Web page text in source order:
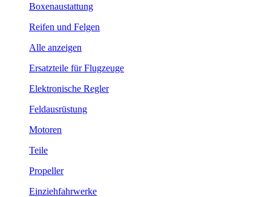
Boxenaustattung
Reifen und Felgen
Alle anzeigen
Ersatzteile für Flugzeuge
Elektronische Regler
Feldausrüstung
Motoren
Teile
Propeller
Einziehfahrwerke